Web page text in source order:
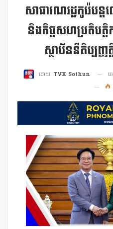
សាធារណរដ្ឋកូរ៉េប
និងកិច្ចសហប្រតិបត្តិ
ស្ថាប័ននីតិប្បញ្ញ
ដោយ TVK Sothun ច